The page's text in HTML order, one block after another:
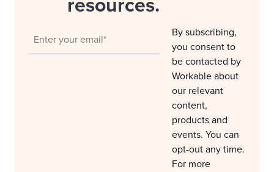
resources.
By subscribing,
you consent to
be contacted by
Workable about
our relevant
content,
products and
events. You can
opt-out any time.
For more